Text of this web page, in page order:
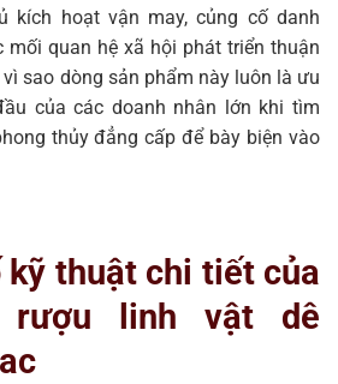
kích hoạt vận may, củng cố danh
mối quan hệ xã hội phát triển thuận
sao dòng sản phẩm này luôn là ưu
của các doanh nhân lớn khi tìm
thủy đẳng cấp để bày biện vào
kỹ thuật chi tiết của
rượu linh vật dê